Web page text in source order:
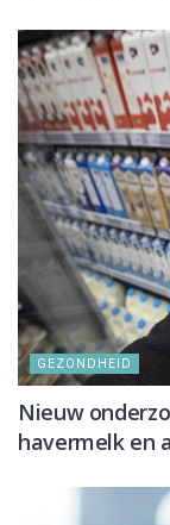
GEZONDHEID
Nieuw
havermelk en